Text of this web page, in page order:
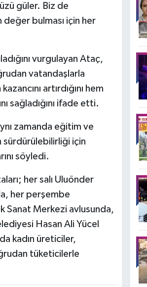
güler. Biz de
değer bulması için her
vurgulayan Ataç,
vatandaşlarla
artırdığını hem
sağladığını ifade etti.
zamanda eğitim ve
için
söyledi.
her salı Uluönder
her perşembe
Sanat Merkezi avlusunda,
Hasan Ali Yücel
kadın üreticiler,
tüketicilerle